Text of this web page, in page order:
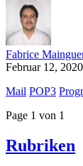
Fabrice
Februar 12, 2020
Mail POP3
Page 1 von 1
Rubriken